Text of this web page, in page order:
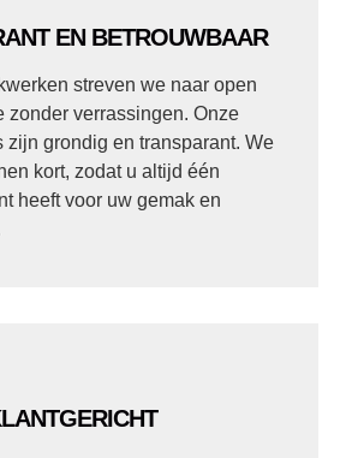
EN BETROUWBAAR
streven we naar open
zonder verrassingen. Onze
zijn grondig en transparant. We
kort, zodat u altijd één
heeft voor uw gemak en